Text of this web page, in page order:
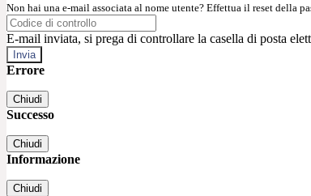
Non hai una e-mail associata al nome utente? Effettua il reset della
E-mail inviata, si prega di controllare la casella di posta
Errore
Chiudi
Successo
Chiudi
Informazione
Chiudi